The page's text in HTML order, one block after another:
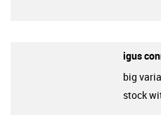
igus
big
stock